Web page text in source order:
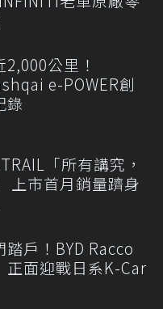
公里！
e-POWER創
錄
「所有講究，
上市首月銷量躋身
戶！BYD Racco
面迎戰日系K-Car